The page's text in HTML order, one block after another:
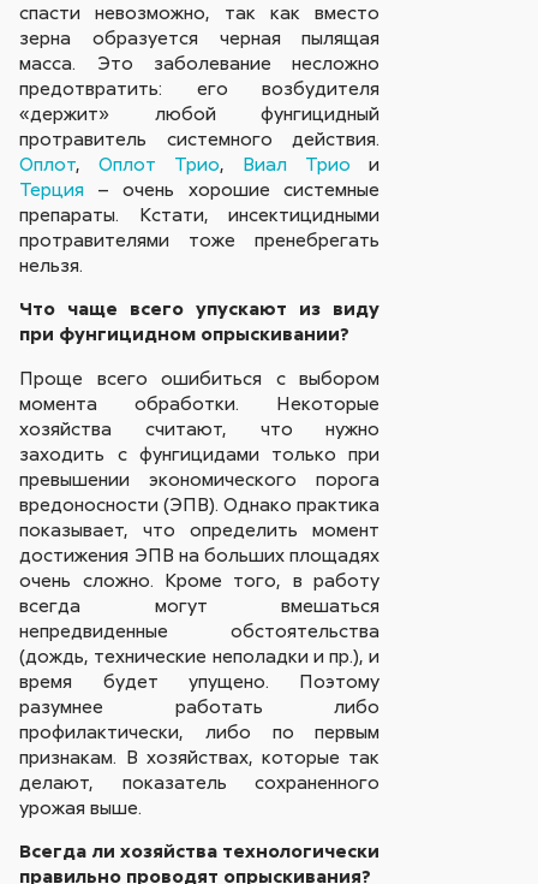
спасти невозможно, так как вместо
зерна образуется черная пылящая
масса. Это заболевание несложно
предотвратить: его возбудителя
«держит» любой фунгицидный
протравитель системного действия.
Оплот,Оплот Трио, Виал Трио и
Терция – очень хорошие системные
препараты. Кстати, инсектицидными
протравителями тоже пренебрегать
нельзя.
Что чаще всего упускают из виду
при фунгицидном опрыскивании?
Проще всего ошибиться с выбором
момента обработки. Некоторые
хозяйства считают, что нужно
заходить с фунгицидами только при
превышении экономического порога
вредоносности (ЭПВ). Однако практика
показывает, что определить момент
достижения ЭПВ на больших площадях
очень сложно. Кроме того, в работу
всегда могут вмешаться
непредвиденные обстоятельства
(дождь, технические неполадки и пр.), и
время будет упущено. Поэтому
разумнее работать либо
профилактически, либо по первым
признакам. В хозяйствах, которые так
делают, показатель сохраненного
урожая выше.
Всегда ли хозяйства технологически
правильно проводят опрыскивания?